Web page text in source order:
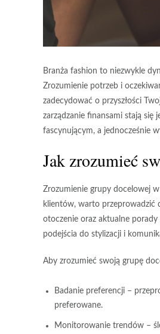
Branża fashion to niezwykle
Zrozumienie potrzeb i
zadecydować o przyszłości
zarządzanie finansami stają się
fascynującym, a jednocześnie
Jak zrozumieć
Zrozumienie grupy docelowej
klientów, warto przeprowadzić
otoczenie oraz aktualne
podejścia do stylizacji i
Aby zrozumieć swoją grupę
Badanie preferencji –
preferowane.
Monitorowanie trendów –